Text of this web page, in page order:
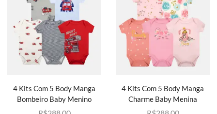
4 Kits Com 5 Body Manga
Bombeiro Baby Menino
4 Kits Com 5 Body Manga
Charme Baby Menina